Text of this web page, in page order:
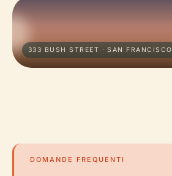
333 BUSH STREET · SAN FRANCISCO
DOMANDE FREQUENTI